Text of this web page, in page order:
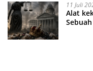
11 Juli
Alat